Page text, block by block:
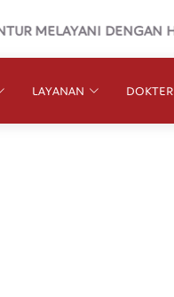
MELAYANI DENGAN HATI
LAYANAN DOKTER